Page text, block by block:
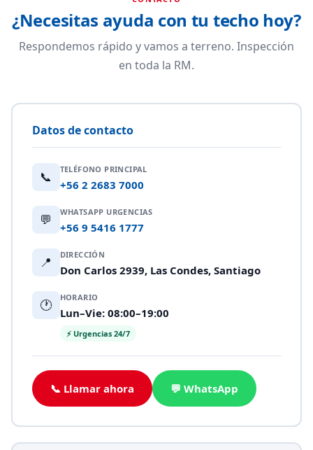
¿Necesitas ayuda con tu techo hoy?
Respondemos rápido y vamos a terreno. Inspección
en toda la RM.
Datos de contacto
📞 TELÉFONO PRINCIPAL
+56 2 2683 7000
💬 WHATSAPP URGENCIAS
+56 9 5416 1777
📍 DIRECCIÓN
Don Carlos 2939, Las Condes, Santiago
🕐 HORARIO
Lun–Vie: 08:00–19:00
⚡ Urgencias 24/7
📞 Llamar ahora 💬 WhatsApp